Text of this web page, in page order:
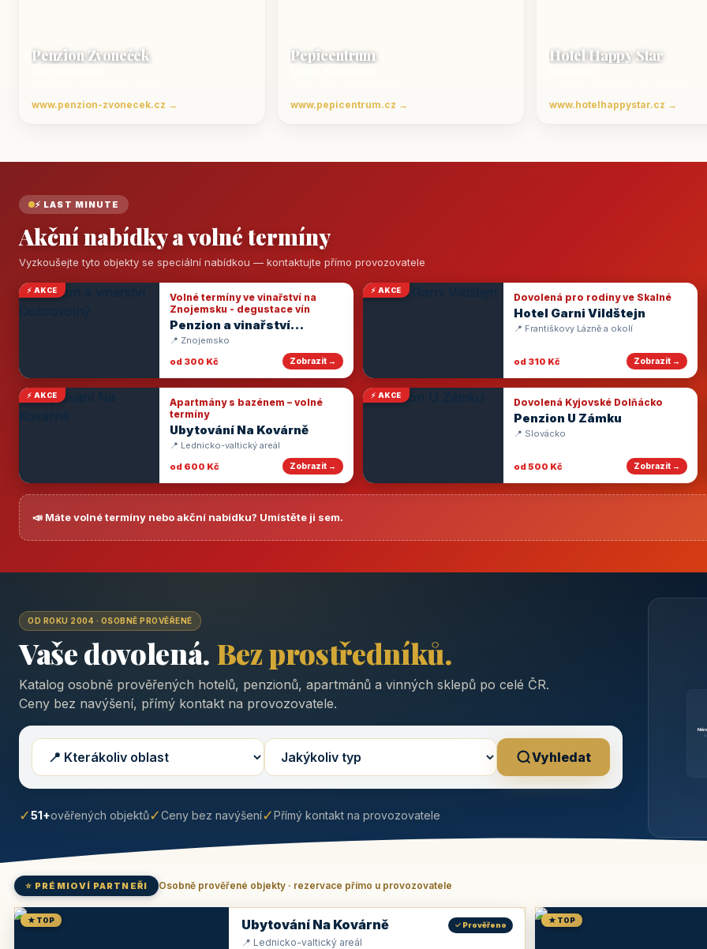
Penzion Zvoneček
www.penzion-zvonecek.cz →
Pepicentrum
www.pepicentrum.cz →
Hotel Happy Star
www.hotelhappystar.cz →
⚡ LAST MINUTE
Akční nabídky a volné termíny
Vyzkoušejte tyto objekty se speciální nabídkou — kontaktujte přímo provozovatele
⚡ AKCE
Volné termíny ve vinařství na
Znojemsku - degustace vín
Penzion a vinařství
Dobrovolný
📍 Znojemsko
od 300 Kč
Zobrazit →
⚡ AKCE
Dovolená pro rodiny ve Skalné
Hotel Garni Vildštejn
📍 Františkovy Lázně a okolí
od 310 Kč Zobrazit →
⚡ AKCE
Apartmány s bazénem – volné
termíny
Ubytování Na Kovárně
📍 Lednicko-valtický areál
od 600 Kč
Zobrazit →
⚡ AKCE
Dovolená Kyjovské Dolňácko
Penzion U Zámku
📍 Slovácko
od 500 Kč Zobrazit →
📣 Máte volné termíny nebo akční nabídku? Umístěte ji sem.
OD ROKU 2004 · OSOBNĚ PROVĚŘENÉ
Vaše dovolená. Bez prostředníků.
Katalog osobně prověřených hotelů, penzionů, apartmánů a vinných sklepů po celé ČR.
Ceny bez navýšení, přímý kontakt na provozovatele.
Vyhledat
✓51+ověřených objektů✓Ceny bez navýšení✓Přímý kontakt na provozovatele
⭐ PRÉMIOVÍ PARTNEŘI Osobně prověřené objekty · rezervace přímo u provozovatele
★ TOP Ubytování Na Kovárně ✓ Prověřeno
📍 Lednicko-valtický areál
★ TOP